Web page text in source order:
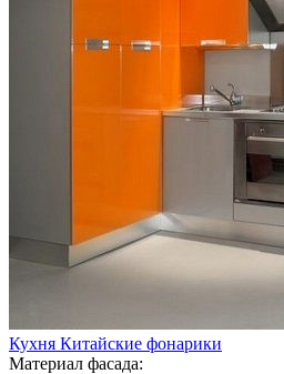
Кухня Китайские фонарики
Материал фасада: